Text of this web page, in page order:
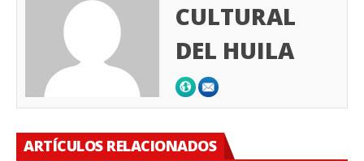
CULTURAL
DEL HUILA
ARTÍCULOS RELACIONADOS